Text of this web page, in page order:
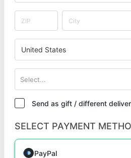
United States
Select...
Send as gift / different
SELECT PAYMENT
PayPal